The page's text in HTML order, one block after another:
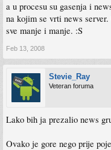
a u procesu su gasenja i
na kojim se vrti news
sve manje i manje. :S
Feb 13, 2008
Stevie_Ray
Veteran foruma
Lako bih ja prezalio news
Ovako je gore nego prije